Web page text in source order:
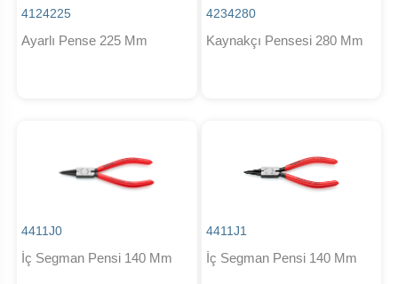
4124225
Ayarlı Pense 225 Mm
4234280
Kaynakçı Pensesi 280 Mm
4411J0
İç Segman Pensi 140 Mm
4411J1
İç Segman Pensi 140 Mm